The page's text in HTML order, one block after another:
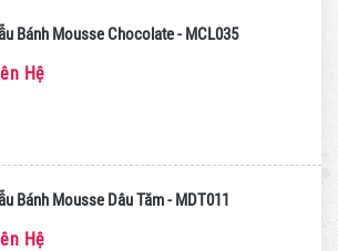
Bánh Mousse Chocolate - MCL035
Hệ
Bánh Mousse Dâu Tăm - MDT011
Hệ